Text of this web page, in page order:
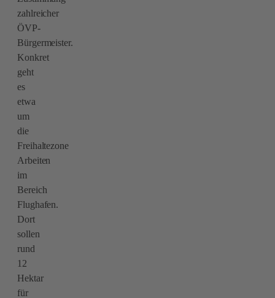
zahlreicher
ÖVP-
Bürgermeister.
Konkret
geht
es
etwa
um
die
Freihaltezone
Arbeiten
im
Bereich
Flughafen.
Dort
sollen
rund
12
Hektar
für